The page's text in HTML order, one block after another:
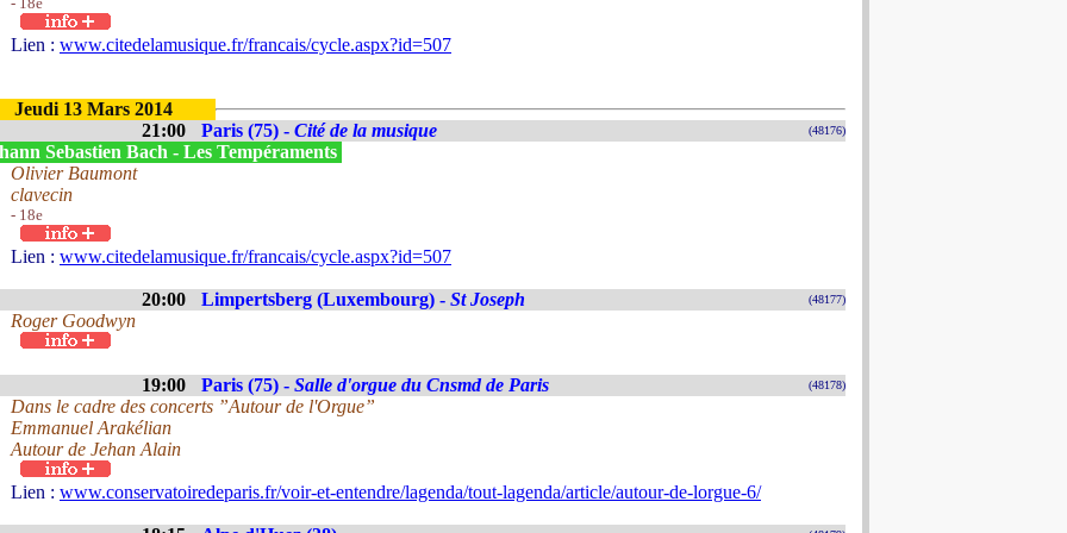
Lien : www.citedelamusique.fr/francais/cycle.aspx?id=507
Jeudi 13 Mars 2014
21:00
Paris (75) - Cité de la musique (48176)
Sebastien Bach - Les Tempéraments
Olivier Baumont
clavecin
- 18e
Lien : www.citedelamusique.fr/francais/cycle.aspx?id=507
20:00 Limpertsberg (Luxembourg) - St Joseph (48177)
Roger Goodwyn
19:00 Paris (75) - Salle d'orgue du Cnsmd de Paris (48178)
Dans le cadre des concerts ”Autour de l'Orgue”
Emmanuel Arakélian
Autour de Jehan Alain
Lien : www.conservatoiredeparis.fr/voir-et-entendre/lagenda/tout-lagenda/article/autour-de-lorgue-6/